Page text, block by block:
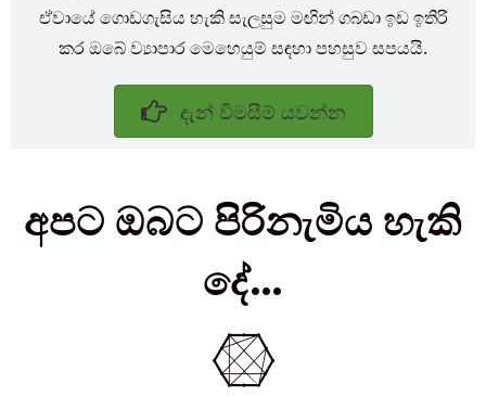
ඒවායේ ගොඩගැසිය හැකි සැලසුම මඟින් ගබඩා ඉඩ ඉතිරි
කර ඔබේ ව්‍යාපාර මෙහෙයුම් සඳහා පහසුව සපයයි.
දැන් විමසීම් යවන්න
අපට ඔබට පිරිනැමිය හැකි
දේ...